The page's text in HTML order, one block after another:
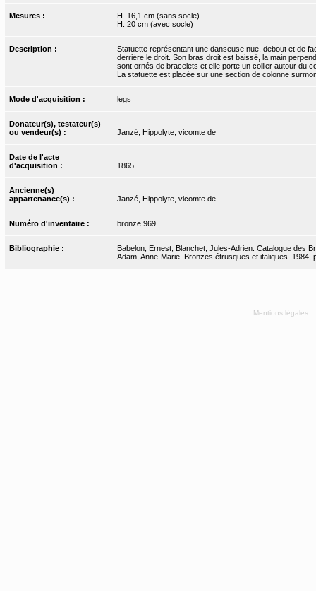
Mesures :
H. 16,1 cm (sans socle)
H. 20 cm (avec socle)
Description :
Statuette représentant une danseuse nue, debout et de
derrière le droit. Son bras droit est baissé, la main
sont ornés de bracelets et elle porte un collier autour du
La statuette est placée sur une section de colonne
Mode d'acquisition : legs
Donateur(s), testateur(s)
ou vendeur(s) :
Janzé, Hippolyte, vicomte de
Date de l'acte
d'acquisition :
1865
Ancienne(s)
appartenance(s) :
Janzé, Hippolyte, vicomte de
Numéro d'inventaire : bronze.969
Bibliographie :
Babelon, Ernest, Blanchet, Jules-Adrien. Catalogue des
Adam, Anne-Marie. Bronzes étrusques et italiques. 1984,
Mentions légales